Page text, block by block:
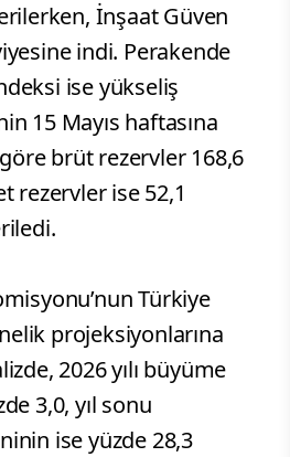
İnşaat Güven
indi. Perakende
ise yükseliş
15 Mayıs haftasına
brüt rezervler 168,6
rezervler ise 52,1
Türkiye
projeksiyonlarına
2026 yılı büyüme
3,0, yıl sonu
ise yüzde 28,3